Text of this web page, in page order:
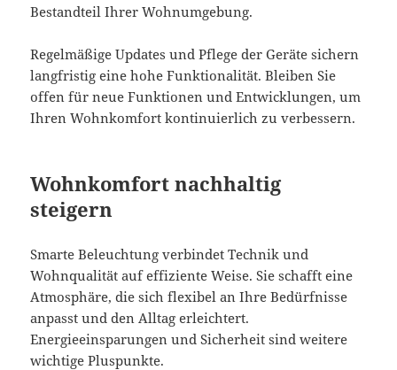
Bestandteil Ihrer Wohnumgebung.
Regelmäßige Updates und Pflege der Geräte sichern
langfristig eine hohe Funktionalität. Bleiben Sie
offen für neue Funktionen und Entwicklungen, um
Ihren Wohnkomfort kontinuierlich zu verbessern.
Wohnkomfort nachhaltig
steigern
Smarte Beleuchtung verbindet Technik und
Wohnqualität auf effiziente Weise. Sie schafft eine
Atmosphäre, die sich flexibel an Ihre Bedürfnisse
anpasst und den Alltag erleichtert.
Energieeinsparungen und Sicherheit sind weitere
wichtige Pluspunkte.